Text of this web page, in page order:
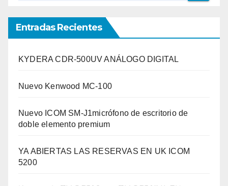
Entradas Recientes
KYDERA CDR-500UV ANÁLOGO DIGITAL
Nuevo Kenwood MC-100
Nuevo ICOM SM-J1micrófono de escritorio de
doble elemento premium
YA ABIERTAS LAS RESERVAS EN UK ICOM
5200